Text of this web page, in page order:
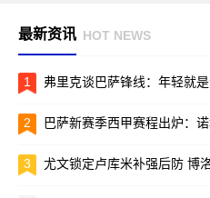
最新资讯 HOT NEWS
1 弗里克谈巴萨锋线：年轻就
2 巴萨新赛季西甲赛程出炉：诺坎普
3 尤文锁定卢库米补强后防 博